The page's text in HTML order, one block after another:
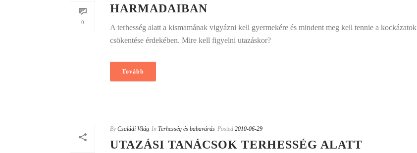
0
HARMADAIBAN
A terhesség alatt a kismamának vigyázni kell gyermekére és mindent meg kell tennie a kockázatok
csökentése érdekében. Mire kell figyelni utazáskor?
Tovább
By Családi Világ In Terhesség és babavárás Posted 2010-06-29
UTAZÁSI TANÁCSOK TERHESSÉG ALATT